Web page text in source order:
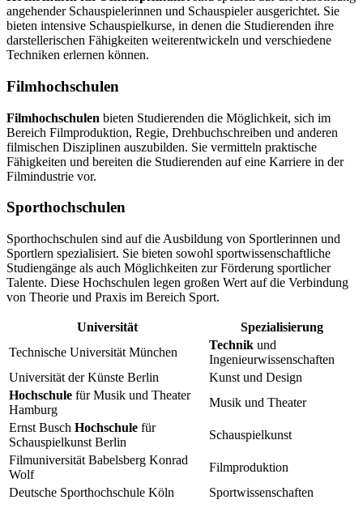
angehender Schauspielerinnen und Schauspieler ausgerichtet. Sie
bieten intensive Schauspielkurse, in denen die Studierenden ihre
darstellerischen Fähigkeiten weiterentwickeln und verschiedene
Techniken erlernen können.
Filmhochschulen
Filmhochschulen bieten Studierenden die Möglichkeit, sich im
Bereich Filmproduktion, Regie, Drehbuchschreiben und anderen
filmischen Disziplinen auszubilden. Sie vermitteln praktische
Fähigkeiten und bereiten die Studierenden auf eine Karriere in der
Filmindustrie vor.
Sporthochschulen
Sporthochschulen sind auf die Ausbildung von Sportlerinnen und
Sportlern spezialisiert. Sie bieten sowohl sportwissenschaftliche
Studiengänge als auch Möglichkeiten zur Förderung sportlicher
Talente. Diese Hochschulen legen großen Wert auf die Verbindung
von Theorie und Praxis im Bereich Sport.
Universität
Spezialisierung
Technische Universität München
Technik und
Ingenieurwissenschaften
Universität der Künste Berlin
Kunst und Design
Hochschule für Musik und Theater
Hamburg
Musik und Theater
Ernst Busch Hochschule für
Schauspielkunst Berlin
Schauspielkunst
Filmuniversität Babelsberg Konrad
Wolf
Filmproduktion
Deutsche Sporthochschule Köln
Sportwissenschaften